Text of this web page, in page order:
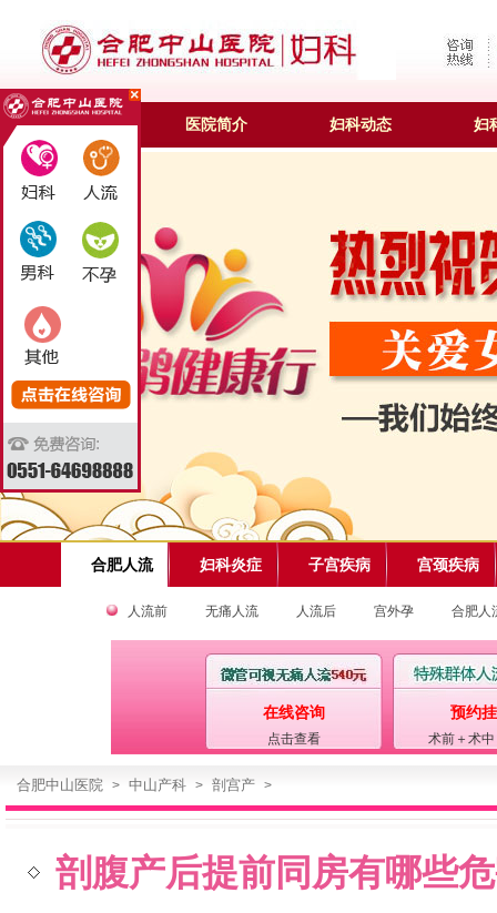
合肥妇科 医院简介 妇科动态 妇
合肥人流 妇科炎症 子宫疾病 宫颈疾病
人流前 无痛人流 人流后 宫外孕 合肥人
在线咨询
点击查看
预约
术前＋术
合肥中山医院 > 中山产科 > 剖宫产 >
剖腹产后提前同房有哪些